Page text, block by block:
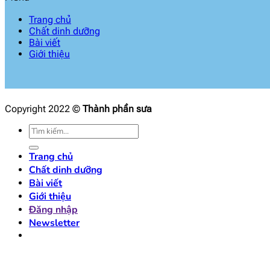
Trang chủ
Chất dinh dưỡng
Bài viết
Giới thiệu
Copyright 2022 © Thành phần sưa
Tìm
kiếm:
Trang chủ
Chất dinh dưỡng
Bài viết
Giới thiệu
Đăng nhập
Newsletter